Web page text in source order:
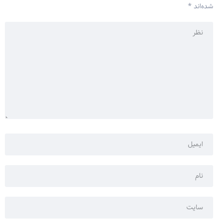
شده‌اند *